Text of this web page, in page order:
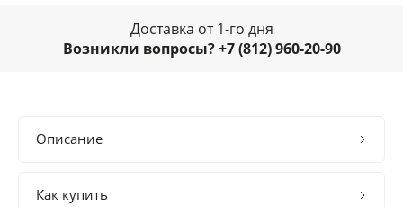
Доставка от 1-го дня
Возникли вопросы? +7 (812) 960-20-90
Описание
Как купить